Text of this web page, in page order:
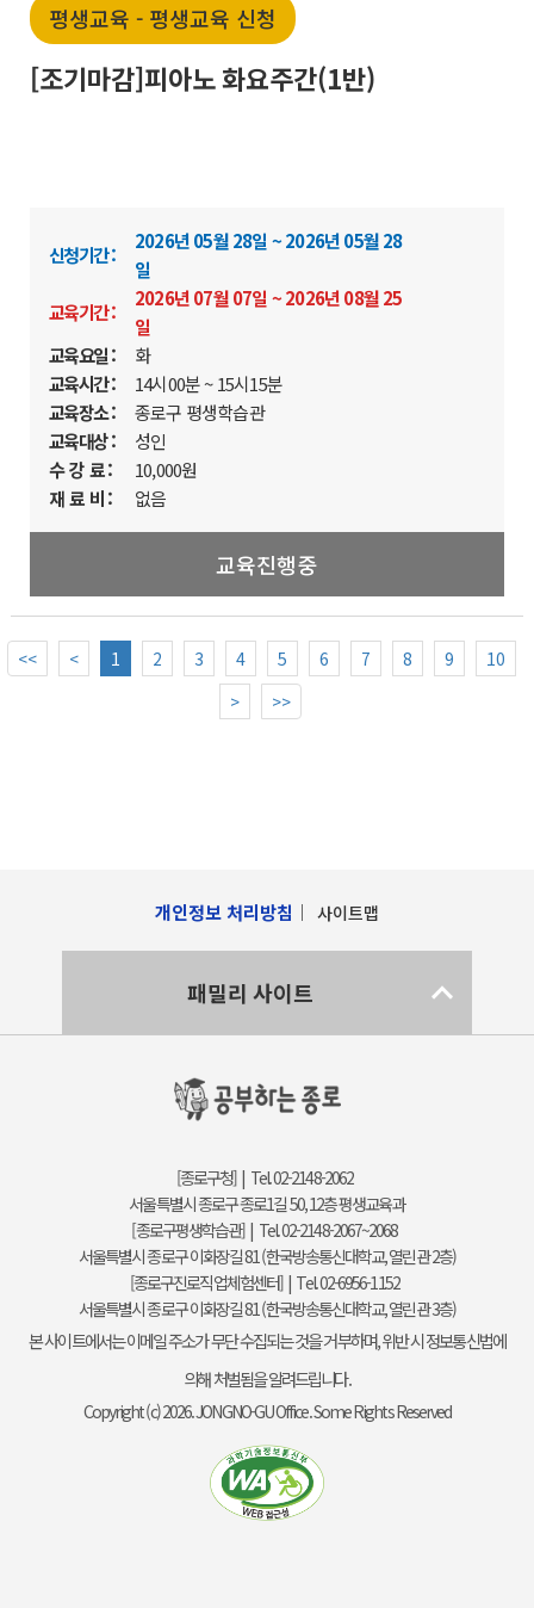
평생교육 - 평생교육 신청
[조기마감]피아노 화요주간(1반)
신청기간 :
2026년 05월 28일 ~ 2026년 05월 28
일
교육기간 :
2026년 07월 07일 ~ 2026년 08월 25
일
교육요일 :
화
교육시간 :
14시00분 ~ 15시15분
교육장소 :
종로구 평생학습관
교육대상 :
성인
수 강 료 :
10,000원
재 료 비 :
없음
교육진행중
<< < 1 2 3 4 5 6 7 8 9
10
>
>>
개인정보 처리방침 사이트맵
패밀리 사이트
[종로구청] | Tel. 02-2148-2062
서울특별시 종로구 종로1길 50, 12층 평생교육과
[종로구평생학습관] | Tel. 02-2148-2067~2068
서울특별시 종로구 이화장길 81 (한국방송통신대학교, 열린관 2층)
[종로구진로직업체험센터] | Tel. 02-6956-1152
서울특별시 종로구 이화장길 81 (한국방송통신대학교, 열린관 3층)
본 사이트에서는 이메일 주소가 무단 수집되는 것을 거부하며, 위반 시 정보통신법에
의해 처벌됨을 알려드립니다.
Copyright (c) 2026. JONGNO-GU Office. Some Rights Reserved